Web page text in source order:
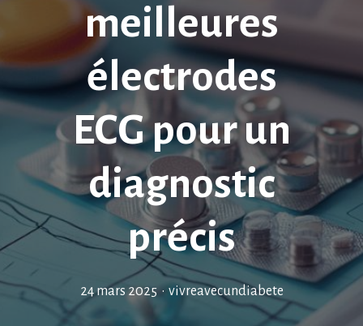
meilleures
électrodes
ECG pour un
diagnostic
précis
24 mars 2025 • vivreavecundiabete